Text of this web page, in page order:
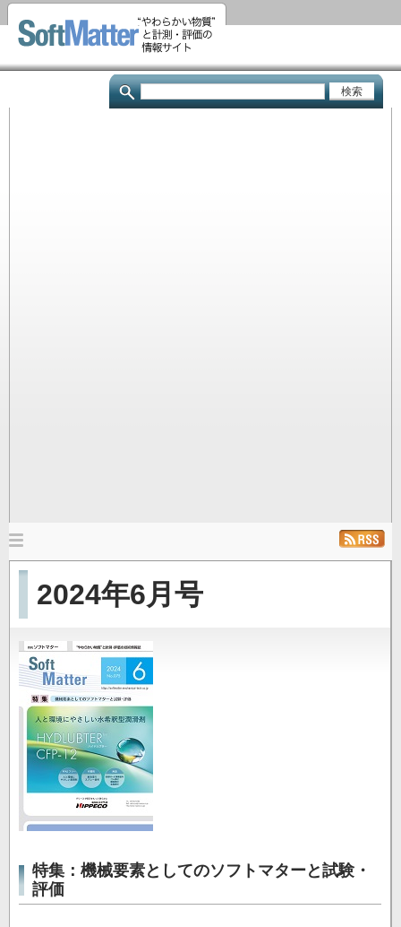
イ
コ
ン
テ
メ
イ
ゲ
ー
ホーム
ニュース
発行雑誌
リンク
2024年6月号
特集：機械要素としてのソフトマターと試験・
評価